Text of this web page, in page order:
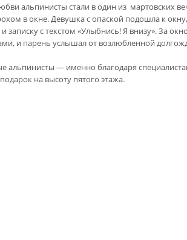
альпинисты стали в один из мартовских
в окне. Девушка с опаской подошла к
с текстом «Улыбнись! Я внизу». За
и парень услышал от возлюбленной
альпинисты — именно благодаря
на высоту пятого этажа.